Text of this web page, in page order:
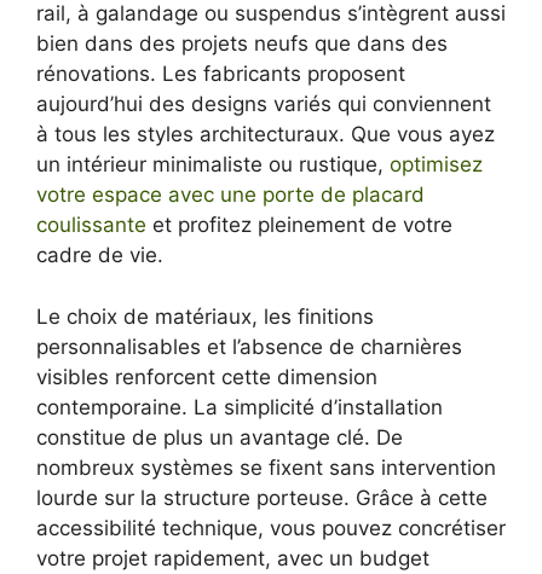
rail, à galandage ou suspendus s’intègrent aussi
bien dans des projets neufs que dans des
rénovations. Les fabricants proposent
aujourd’hui des designs variés qui conviennent
à tous les styles architecturaux. Que vous ayez
un intérieur minimaliste ou rustique, optimisez
votre espace avec une porte de placard
coulissante et profitez pleinement de votre
cadre de vie.
Le choix de matériaux, les finitions
personnalisables et l’absence de charnières
visibles renforcent cette dimension
contemporaine. La simplicité d’installation
constitue de plus un avantage clé. De
nombreux systèmes se fixent sans intervention
lourde sur la structure porteuse. Grâce à cette
accessibilité technique, vous pouvez concrétiser
votre projet rapidement, avec un budget